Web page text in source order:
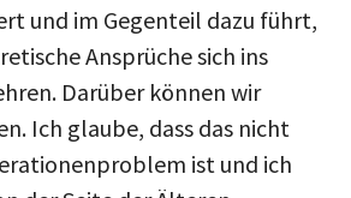
und im Gegenteil dazu führt,
Ansprüche sich ins
Darüber können wir
Ich glaube, dass das nicht
ist und ich